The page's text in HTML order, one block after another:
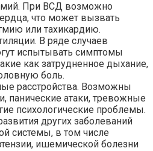
При ВСД возможно
что может вызвать
или тахикардию.
В ряде случаев
испытывать симптомы
как затрудненное дыхание,
боль.
расстройства. Возможны
панические атаки, тревожные
психологические проблемы.
других заболеваний
системы, в том числе
ишемической болезни